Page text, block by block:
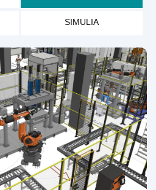
SIMULIA